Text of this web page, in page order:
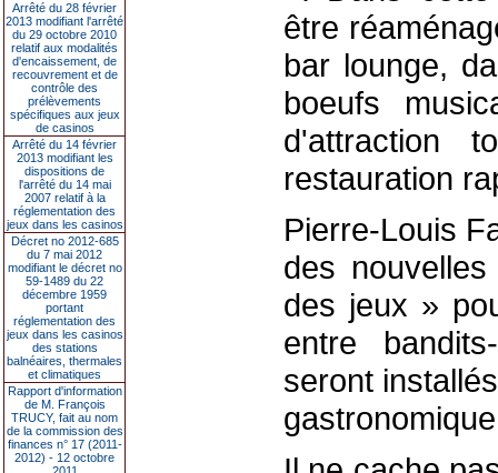
Arrêté du 28 février
2013 modifiant l'arrêté
du 29 octobre 2010
relatif aux modalités
d'encaissement, de
recouvrement et de
contrôle des
prélèvements
spécifiques aux jeux
de casinos
Arrêté du 14 février
2013 modifiant les
dispositions de
l'arrêté du 14 mai
2007 relatif à la
réglementation des
jeux dans les casinos
Décret no 2012-685
du 7 mai 2012
modifiant le décret no
59-1489 du 22
décembre 1959
portant
réglementation des
jeux dans les casinos
des stations
balnéaires, thermales
et climatiques
Rapport d'information
de M. François
TRUCY, fait au nom
de la commission des
finances n° 17 (2011-
2012) - 12 octobre
être
bar lounge,
boeufs
d'attraction
restauration
Pierre-Louis
des
des jeux »
entre
seront